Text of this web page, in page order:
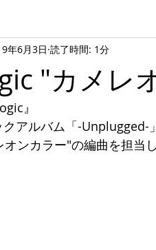
"カメレ
年6月3日 読了時間: 1分
』
クアルバム「-Unplugged-
ンカラー"の編曲を担当